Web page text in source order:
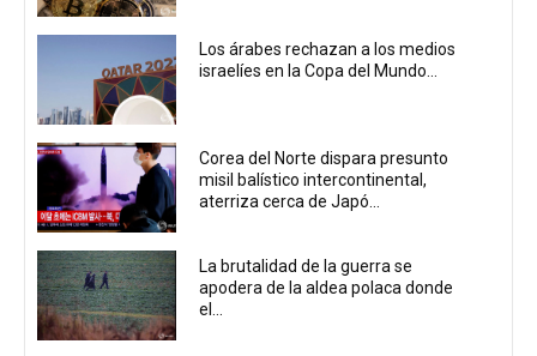
Los árabes rechazan a los medios
israelíes en la Copa del Mundo...
Corea del Norte dispara presunto
misil balístico intercontinental,
aterriza cerca de Japó...
La brutalidad de la guerra se
apodera de la aldea polaca donde
el...